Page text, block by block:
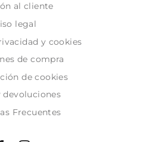
al cliente
legal
y cookies
de compra
de cookies
devoluciones
Frecuentes